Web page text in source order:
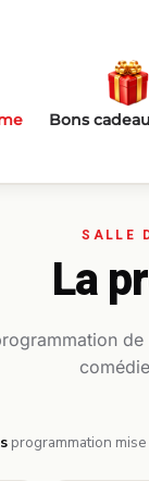
Bons
La
· programmation